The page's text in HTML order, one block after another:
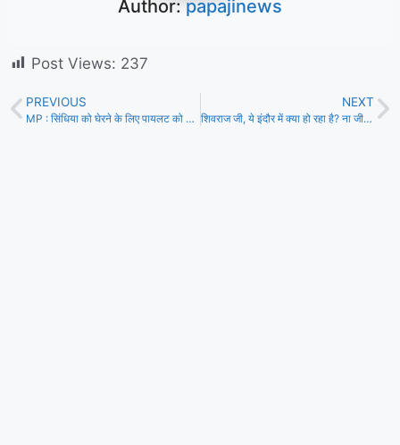
Author: papajinews
Post Views: 237
PREVIOUS
MP : सिंधिया को घेरने के लिए पायलट को चुनाव मैदान में उतारेगी कांग्रेस
NEXT
शिवराज जी, ये इंदौर में क्या हो रहा है? ना जीवित इंसान सुरक्षित है और ना शव?